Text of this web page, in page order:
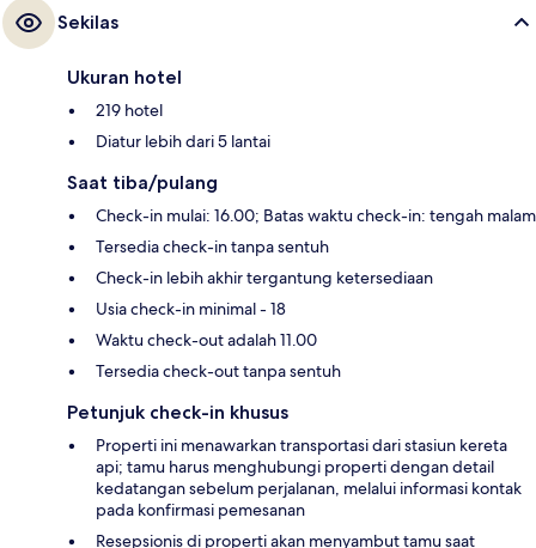
Sekilas
Ukuran hotel
219 hotel
Diatur lebih dari 5 lantai
Saat tiba/pulang
Check-in mulai: 16.00; Batas waktu check-in: tengah malam
Tersedia check-in tanpa sentuh
Check-in lebih akhir tergantung ketersediaan
Usia check-in minimal - 18
Waktu check-out adalah 11.00
Tersedia check-out tanpa sentuh
Petunjuk check-in khusus
Properti ini menawarkan transportasi dari stasiun kereta
api; tamu harus menghubungi properti dengan detail
kedatangan sebelum perjalanan, melalui informasi kontak
pada konfirmasi pemesanan
Resepsionis di properti akan menyambut tamu saat